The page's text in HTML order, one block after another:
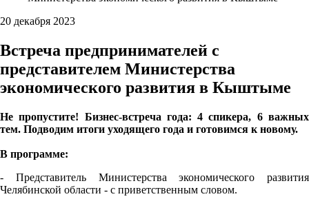
20 декабря 2023
Встреча предпринимателей с
представителем Министерства
экономического развития в Кыштыме
Не пропустите! Бизнес-встреча года: 4 спикера, 6 важных
тем. Подводим итоги уходящего года и готовимся к новому.
В программе:
- Представитель Министерства экономического развития
Челябинской области - с приветственным словом.